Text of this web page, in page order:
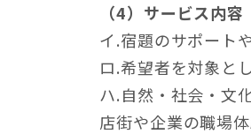
（4）サービス内容
イ.宿題のサポート
ロ.希望者を対象と
ハ.自然・社会・文
店街や企業の職場体